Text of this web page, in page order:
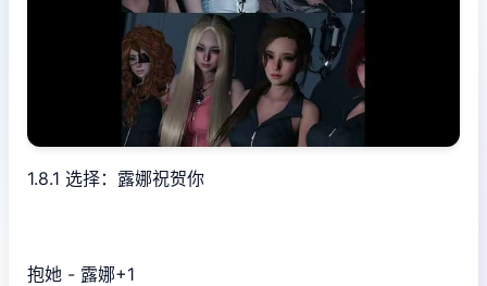
1.8.1 选择：露娜祝贺你
抱她 - 露娜+1